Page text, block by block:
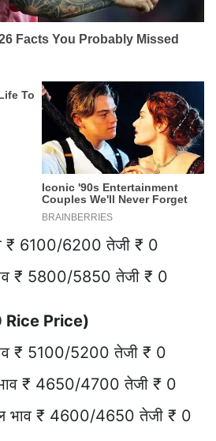
₹ 6100/6200 तेजी ₹ 0
₹ 5800/5850 तेजी ₹ 0
Rice Price)
₹ 5100/5200 तेजी ₹ 0
₹ 4650/4700 तेजी ₹ 0
भाव ₹ 4600/4650 तेजी ₹ 0